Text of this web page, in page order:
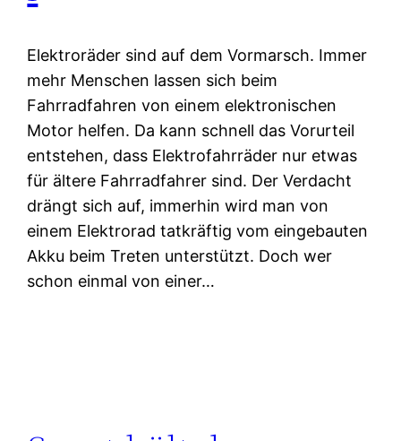
Elektroräder sind auf dem Vormarsch. Immer
mehr Menschen lassen sich beim
Fahrradfahren von einem elektronischen
Motor helfen. Da kann schnell das Vorurteil
entstehen, dass Elektrofahrräder nur etwas
für ältere Fahrradfahrer sind. Der Verdacht
drängt sich auf, immerhin wird man von
einem Elektrorad tatkräftig vom eingebauten
Akku beim Treten unterstützt. Doch wer
schon einmal von einer…